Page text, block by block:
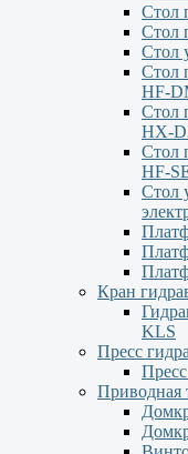
Стол
Стол
Стол
Стол
HF-
Стол
HX-
Стол
HF-
Стол
Кран
KLS
Пресс
Приводная